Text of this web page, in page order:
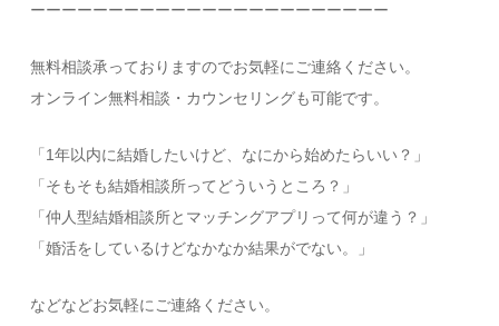
ーーーーーーーーーーーーーーーーーーーーーーー
無料相談承っておりますのでお気軽にご連絡ください。
オンライン無料相談・カウンセリングも可能です。
「1年以内に結婚したいけど、なにから始めたらいい？」
「そもそも結婚相談所ってどういうところ？」
「仲人型結婚相談所とマッチングアプリって何が違う？」
「婚活をしているけどなかなか結果がでない。」
などなどお気軽にご連絡ください。